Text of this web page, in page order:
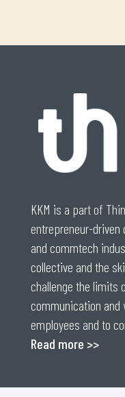
KKM is a part of
entrepreneur-
and commtech
collective and the
challenge the limits
communication
employees and to
Read more >>